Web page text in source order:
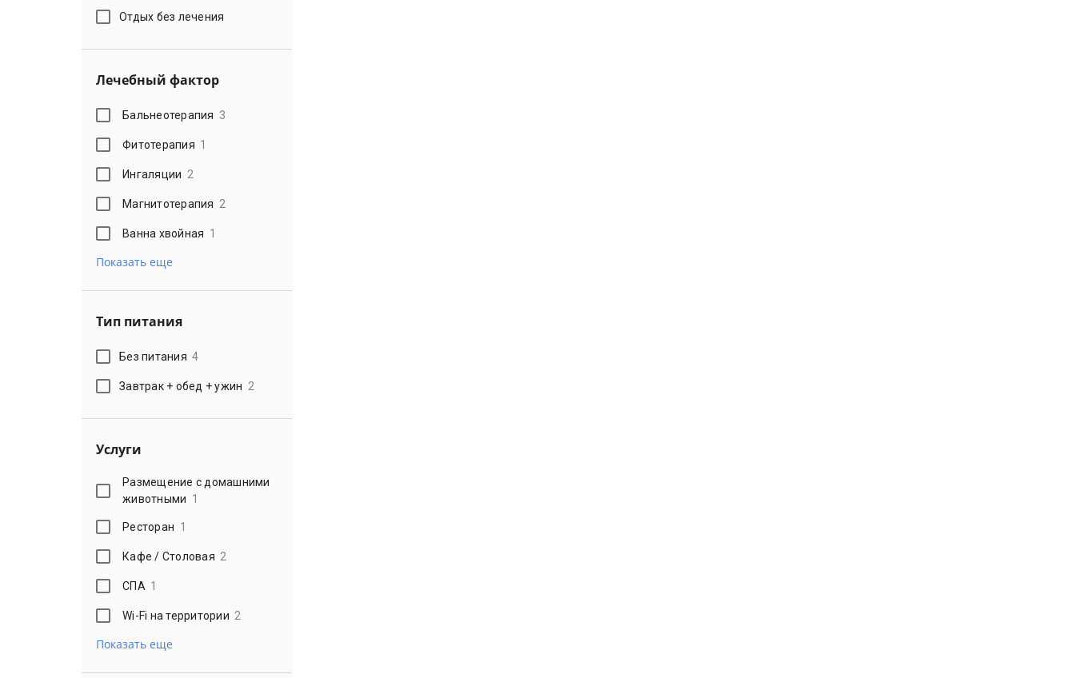
Отдых без лечения
Лечебный фактор
Бальнеотерапия 3
Фитотерапия 1
Ингаляции 2
Магнитотерапия 2
Ванна хвойная 1
Показать еще
Тип питания
Без питания 4
Завтрак + обед + ужин 2
Услуги
Размещение с домашними
животными 1
Ресторан 1
Кафе / Столовая 2
СПА 1
Wi-Fi на территории 2
Показать еще